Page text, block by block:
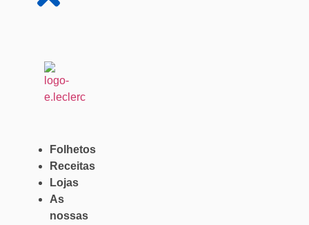
Folhetos
Receitas
Lojas
As
nossas